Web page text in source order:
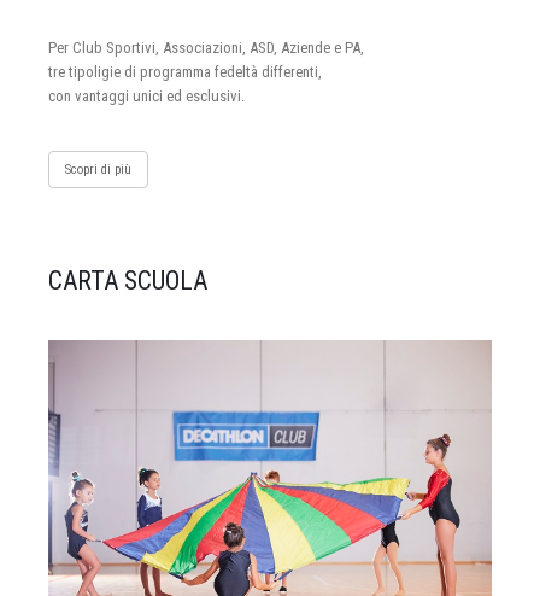
Per Club Sportivi, Associazioni, ASD, Aziende e PA,
tre tipoligie di programma fedeltà differenti,
con vantaggi unici ed esclusivi.
Scopri di più
CARTA SCUOLA